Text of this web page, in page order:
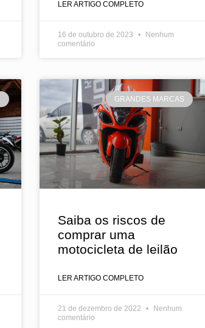
LER ARTIGO COMPLETO
16 de outubro de 2023
Nenhum
comentário
GRANDES MARCAS
Saiba os riscos de
comprar uma
motocicleta de leilão
LER ARTIGO COMPLETO
21 de dezembro de 2022
Nenhum
comentário